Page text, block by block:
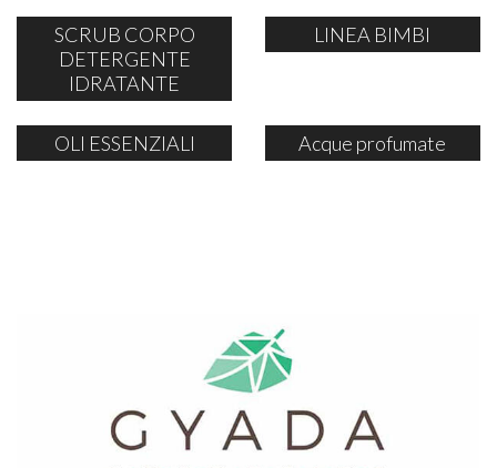
SCRUB CORPO
DETERGENTE
IDRATANTE
LINEA BIMBI
OLI ESSENZIALI Acque profumate